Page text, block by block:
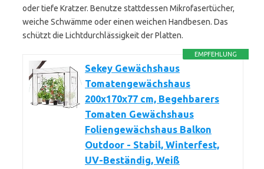
oder tiefe Kratzer. Benutze stattdessen Mikrofasertücher,
weiche Schwämme oder einen weichen Handbesen. Das
schützt die Lichtdurchlässigkeit der Platten.
EMPFEHLUNG
Sekey Gewächshaus
Tomatengewächshaus
200x170x77 cm, Begehbarers
Tomaten Gewächshaus
Foliengewächshaus Balkon
Outdoor - Stabil, Winterfest,
UV-Beständig, Weiß